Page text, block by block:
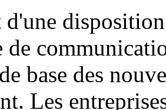
de
base des
Les